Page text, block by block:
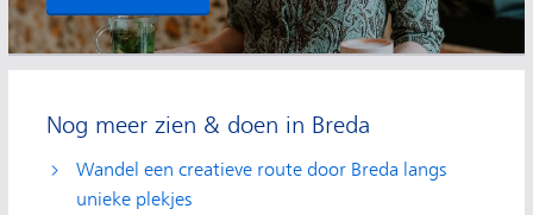
Nog meer zien & doen in Breda
Wandel een creatieve route door Breda langs
unieke plekjes